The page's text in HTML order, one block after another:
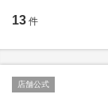
13 件
店舗公式